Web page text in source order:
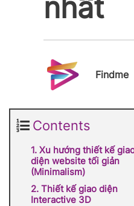
nhất
Findme
Contents
1. Xu hướng thiết kế
diện website tối giản
(Minimalism)
2. Thiết kế giao diện
Interactive 3D